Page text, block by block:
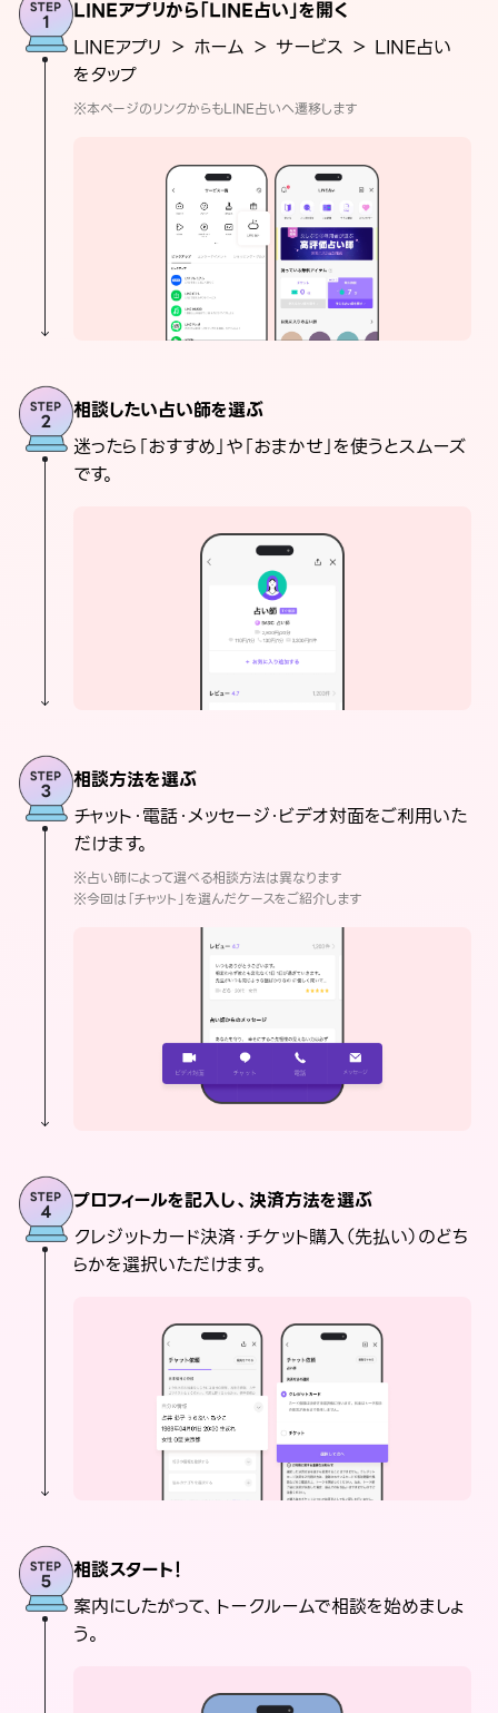
LINEアプリから「LINE占い」を開く
LINEアプリ ＞ ホーム ＞ サービス ＞ LINE占い
をタップ
※本ページのリンクからもLINE占いへ遷移します
相談したい占い師を選ぶ
迷ったら「おすすめ」や「おまかせ」を使うとスムーズ
です。
相談方法を選ぶ
チャット・電話・メッセージ・ビデオ対面をご利用いた
だけます。
※占い師によって選べる相談方法は異なります
※今回は「チャット」を選んだケースをご紹介します
プロフィールを記入し、決済方法を選ぶ
クレジットカード決済・チケット購入（先払い）のどち
らかを選択いただけます。
相談スタート！
案内にしたがって、トークルームで相談を始めましょ
う。